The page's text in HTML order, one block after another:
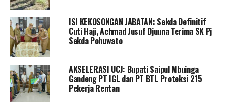
Bupati Saipul mengatakan, pelaksanaan salat iduladha di
Kabupaten Pohuwato merujuk pada keputusan
pemerintah pusat melalui kementerian agama. Olehnya
atas nama pemerintah, pribadi beserta keluarga
menyampaikan selamat hari raya iduladha 1444 hijriah
kepada segenap masyarakat muslim dan muslimat
Kabupaten Pohuwato, mohon maaf atas segala khilaf
dan salah.
ISI KEKOSONGAN JABATAN: Sekda Definitif
Cuti Haji, Achmad Jusuf Djuuna Terima SK Pj
Sekda Pohuwato
AKSELERASI UCJ: Bupati Saipul Mbuinga
Gandeng PT IGL dan PT BTL Proteksi 215
Pekerja Rentan